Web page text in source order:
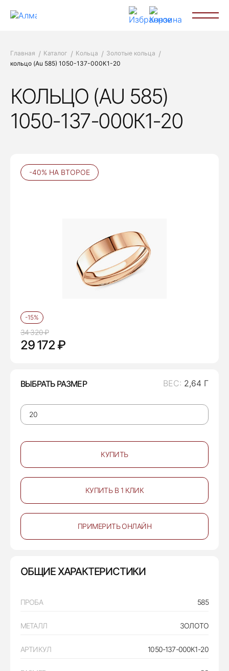
Главная Каталог Кольца
Золотые кольца
кольцо (Au 585) 1050-137-000К1-20
КОЛЬЦО (AU 585)
1050-137-000К1-20
-40% НА ВТОРОЕ
34 320 ₽
-15%
29 172 ₽
ОБЩИЕ ХАРАКТЕРИСТИКИ
ПРОБА 585
МЕТАЛЛ ЗОЛОТО
АРТИКУЛ 1050-137-000К1-20
ВЕС: 2,64 Г
ВЫБРАТЬ РАЗМЕР
КУПИТЬ
КУПИТЬ В 1 КЛИК
ПРИМЕРИТЬ ОНЛАЙН